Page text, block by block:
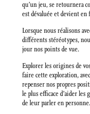
qu’un jeu, se retournera
est dévaluée et devient en
Lorsque nous réalisons
différents stéréotypes,
jour nos points de vue.
Explorer les origines de
faire cette exploration,
repenser nos propres
le plus efficace d’aider
de leur parler en personne.